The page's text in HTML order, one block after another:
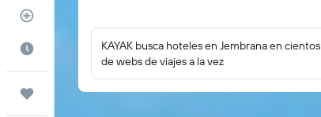
KAYAK busca hoteles en Jembrana en cientos
de webs de viajes a la vez